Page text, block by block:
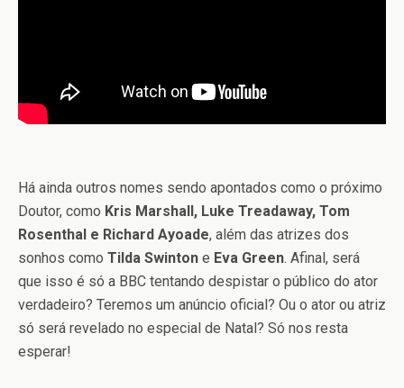
Há ainda outros nomes sendo apontados como o próximo
Doutor, como Kris Marshall, Luke Treadaway, Tom
Rosenthal e Richard Ayoade, além das atrizes dos
sonhos como Tilda Swinton e Eva Green. Afinal, será
que isso é só a BBC tentando despistar o público do ator
verdadeiro? Teremos um anúncio oficial? Ou o ator ou atriz
só será revelado no especial de Natal? Só nos resta
esperar!